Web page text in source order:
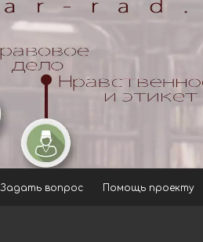
Задать вопрос Помощь проекту